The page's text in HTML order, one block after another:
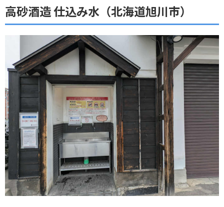
高砂酒造 仕込み水（北海道旭川市）